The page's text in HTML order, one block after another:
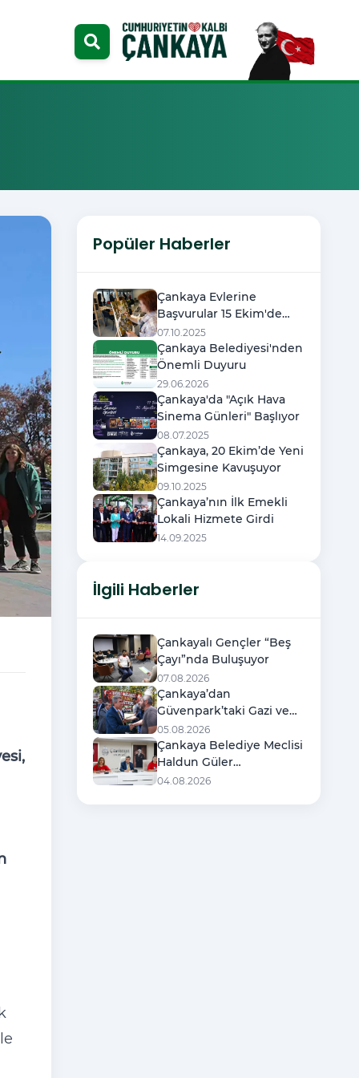
Popüler Haberler
Çankaya Evlerine
Başvurular 15 Ekim'de
Başlıyor
07.10.2025
Çankaya Belediyesi'nden
Önemli Duyuru
29.06.2026
Çankaya'da "Açık Hava
Sinema Günleri" Başlıyor
08.07.2025
Çankaya, 20 Ekim’de Yeni
Simgesine Kavuşuyor
09.10.2025
Çankaya’nın İlk Emekli
Lokali Hizmete Girdi
14.09.2025
İlgili Haberler
Çankayalı Gençler “Beş
Çayı”nda Buluşuyor
07.08.2026
Çankaya’dan
Güvenpark’taki Gazi ve
Şehit Ailelerine Destek
Ziyareti
05.08.2026
Çankaya Belediye Meclisi
Haldun Güler
Başkanlığında Toplandı
04.08.2026